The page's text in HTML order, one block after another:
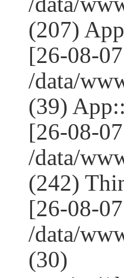
(207)
[26-08-
/data/
(39)
[26-08-
/data/
(242)
[26-08-
/data/
(30)